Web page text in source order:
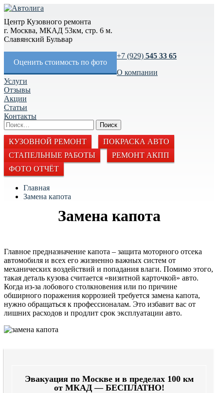
Центр Кузовного ремонта
г. Москва, МКАД 53км, стр. 6 м.
Славянский Бульвар
Оценить стоимость по фото
+7 (929) 545 33 65
О компании
Услуги
Отзывы
Акции
Статьи
Контакты
КУЗОВНОЙ РЕМОНТ
ПОКРАСКА АВТО
СТАПЕЛЬНЫЕ РАБОТЫ
РЕМОНТ АКПП
ФОТО ОТЧЁТ
Главная
Замена капота
Замена капота
Главное предназначение капота – защита моторного отсека
автомобиля и всех его жизненно важных систем от
механических воздействий и попадания влаги. Помимо этого,
такая деталь кузова считается «визитной карточкой» авто.
Когда из-за лобового столкновения или по причине
обширного поражения коррозией требуется замена капота,
нужно обращаться к профессионалам. Это избавит вас от
лишних расходов и продлит срок эксплуатации авто.
Эвакуация по Москве и в пределах 100 км
от МКАД — БЕСПЛАТНО!